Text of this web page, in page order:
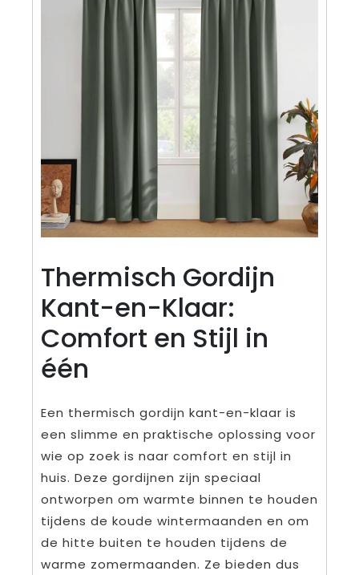
Thermisch Gordijn
Kant-en-Klaar:
Comfort en Stijl in
één
Een thermisch gordijn kant-en-klaar is
een slimme en praktische oplossing voor
wie op zoek is naar comfort en stijl in
huis. Deze gordijnen zijn speciaal
ontworpen om warmte binnen te houden
tijdens de koude wintermaanden en om
de hitte buiten te houden tijdens de
warme zomermaanden. Ze bieden dus